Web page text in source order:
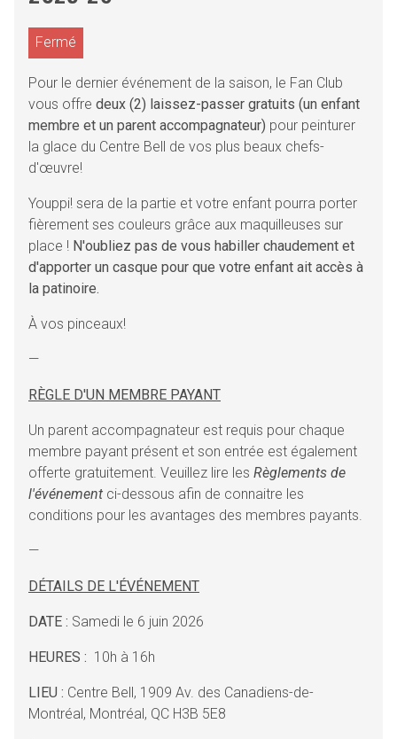
Fermé
Pour le dernier événement de la saison, le Fan Club
vous offre deux (2) laissez-passer gratuits (un enfant
membre et un parent accompagnateur) pour peinturer
la glace du Centre Bell de vos plus beaux chefs-
d'œuvre!
Youppi! sera de la partie et votre enfant pourra porter
fièrement ses couleurs grâce aux maquilleuses sur
place ! N'oubliez pas de vous habiller chaudement et
d'apporter un casque pour que votre enfant ait accès à
la patinoire.
À vos pinceaux!
—
RÈGLE D'UN MEMBRE PAYANT
Un parent accompagnateur est requis pour chaque
membre payant présent et son entrée est également
offerte gratuitement. Veuillez lire les Règlements de
l'événement ci-dessous afin de connaitre les
conditions pour les avantages des membres payants.
—
DÉTAILS DE L'ÉVÉNEMENT
DATE : Samedi le 6 juin 2026
HEURES : 10h à 16h
LIEU : Centre Bell, 1909 Av. des Canadiens-de-
Montréal, Montréal, QC H3B 5E8